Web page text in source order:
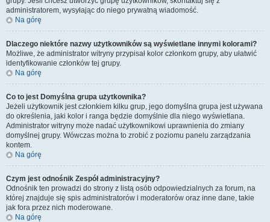
administratorem, wysyłając do niego prywatną wiadomość.
Na górę
Dlaczego niektóre nazwy użytkowników są wyświetlane innymi kolorami?
Możliwe, że administrator witryny przypisał kolor członkom grupy, aby ułatwić
identyfikowanie członków tej grupy.
Na górę
Co to jest Domyślna grupa użytkownika?
Jeżeli użytkownik jest członkiem kilku grup, jego domyślna grupa jest używana
do określenia, jaki kolor i ranga będzie domyślnie dla niego wyświetlana.
Administrator witryny może nadać użytkownikowi uprawnienia do zmiany
domyślnej grupy. Wówczas można to zrobić z poziomu panelu zarządzania
kontem.
Na górę
Czym jest odnośnik Zespół administracyjny?
Odnośnik ten prowadzi do strony z listą osób odpowiedzialnych za forum, na
której znajduje się spis administratorów i moderatorów oraz inne dane, takie
jak fora przez nich moderowane.
Na górę